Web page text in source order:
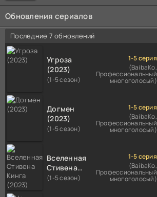
намного
Обновления сериалов
Последние 7 обновлений
Угроза
(2023)
(1-5 сезон)
1-5 серия
(BaibaKo,
Профессиональный
многоголосый)
Догмен
(2023)
(1-5 сезон)
1-5 серия
(BaibaKo,
Профессиональный
многоголосый)
Вселенная
Стивена
Кинга
(1-5 сезон)
1-5 серия
(BaibaKo,
Профессиональный
многоголосый)